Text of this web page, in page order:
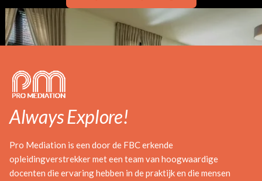
Always Explore!
Pro Mediation is een door de FBC erkende
opleidingverstrekker met een team van hoogwaardige
docenten die ervaring hebben in de praktijk en die mensen